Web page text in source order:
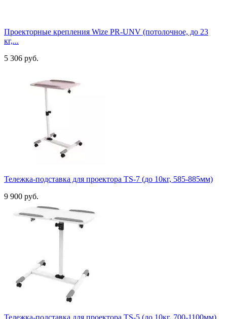
Проекторные крепления Wize PR-UNV (потолочное, до 23
кг,...
5 306 руб.
Тележка-подставка для проектора TS-7 (до 10кг, 585-885мм)
9 900 руб.